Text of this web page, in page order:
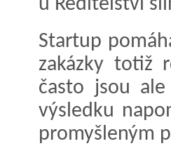
u Ředitelství
Startup
zakázky totiž
často jsou
výsledku
promyšleným